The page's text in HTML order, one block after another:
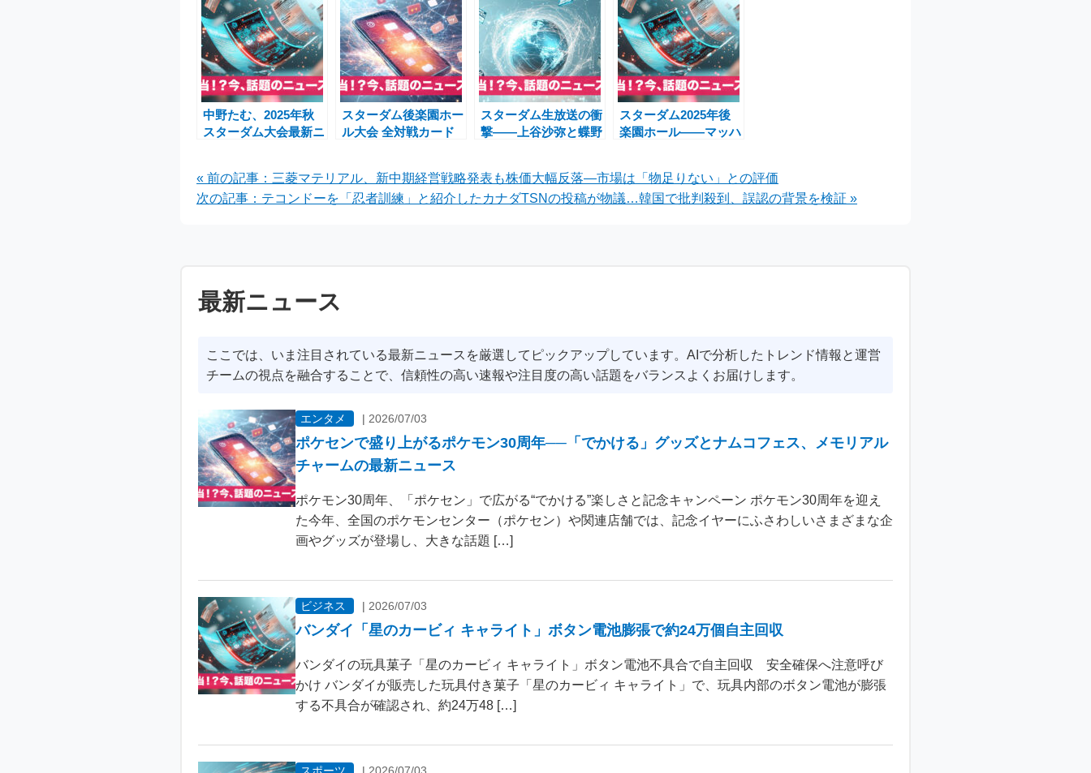
中野たむ、2025年秋
スターダム大会最新ニ
スターダム後楽園ホー
ル大会 全対戦カード
本間多恵参戦決定
スターダム生放送の衝
撃――上谷沙弥と蝶野
儀と涙
スターダム2025年後
楽園ホール――マッハ
演
« 前の記事：三菱マテリアル、新中期経営戦略発表も株価大幅反落—市場は「物足りない」との評価
次の記事：テコンドーを「忍者訓練」と紹介したカナダTSNの投稿が物議…韓国で批判殺到、誤認の背景を検証 »
最新ニュース
ここでは、いま注目されている最新ニュースを厳選してピックアップしています。AIで分析したトレンド情報と運営
チームの視点を融合することで、信頼性の高い速報や注目度の高い話題をバランスよくお届けします。
エンタメ | 2026/07/03
ポケセンで盛り上がるポケモン30周年──「でかける」グッズとナムコフェス、メモリアル
チャームの最新ニュース
ポケモン30周年、「ポケセン」で広がる“でかける”楽しさと記念キャンペーン ポケモン30周年を迎え
た今年、全国のポケモンセンター（ポケセン）や関連店舗では、記念イヤーにふさわしいさまざまな企
画やグッズが登場し、大きな話題 […]
ビジネス | 2026/07/03
バンダイ「星のカービィ キャライト」ボタン電池膨張で約24万個自主回収
バンダイの玩具菓子「星のカービィ キャライト」ボタン電池不具合で自主回収 安全確保へ注意呼び
かけ バンダイが販売した玩具付き菓子「星のカービィ キャライト」で、玩具内部のボタン電池が膨張
する不具合が確認され、約24万48 […]